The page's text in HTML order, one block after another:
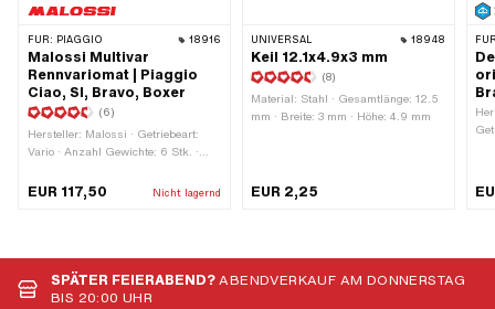
FÜR: PIAGGIO 18916
Malossi Multivar
Rennvariomat | Piaggio
Ciao, SI, Bravo, Boxer
(6)
Hersteller: Malossi · Getriebeart:
Vario · Anzahl Gewichte: 6 Stk. ·
Gewichte: 16 mm · Länge Gewichte:
13 mm · Ø Variomatik aussen: 90
EUR 117,50 Nicht lagernd
UNIVERSAL 18948
Keil 12.1x4.9x3 mm
(8)
Material: Stahl · Gesamtlänge: 12.5
mm · Breite: 3 mm · Höhe: 4.9 mm
EUR 2,25
SPÄTER FEIERABEND?ABENDVERKAUF AM DONNERSTAG
BIS 20:00 UHR